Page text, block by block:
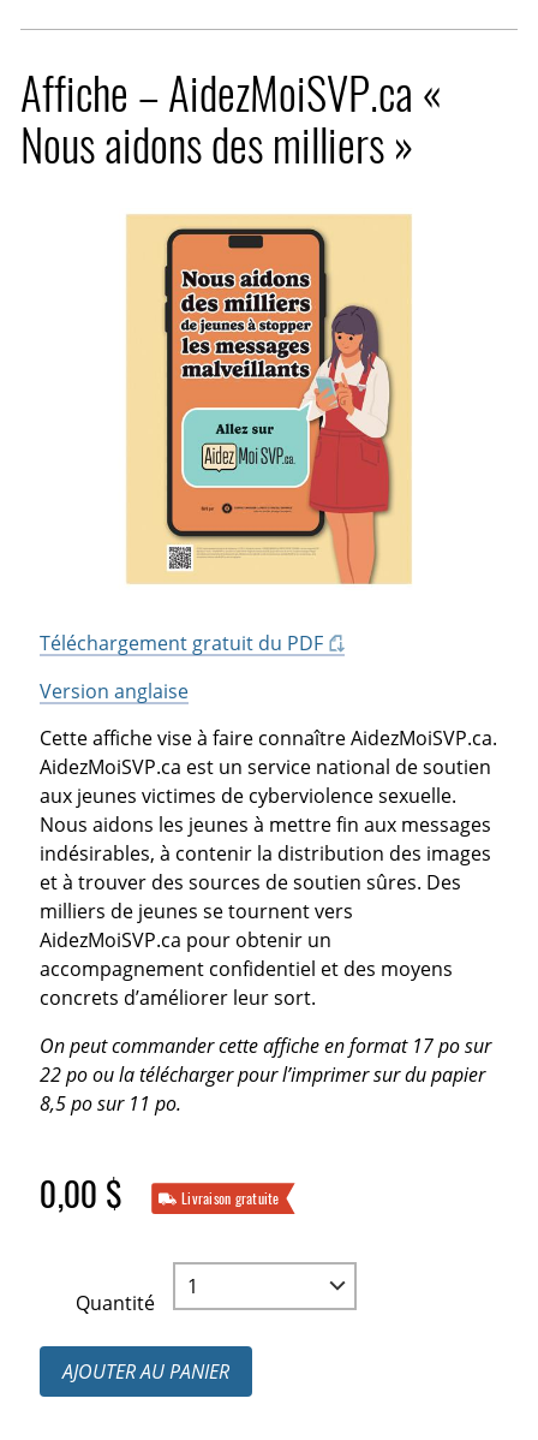
Affiche – AidezMoiSVP.ca «
Nous aidons des milliers »
Téléchargement gratuit du PDF
Version anglaise
Cette affiche vise à faire connaître AidezMoiSVP.ca.
AidezMoiSVP.ca est un service national de soutien
aux jeunes victimes de cyberviolence sexuelle.
Nous aidons les jeunes à mettre fin aux messages
indésirables, à contenir la distribution des images
et à trouver des sources de soutien sûres. Des
milliers de jeunes se tournent vers
AidezMoiSVP.ca pour obtenir un
accompagnement confidentiel et des moyens
concrets d’améliorer leur sort.
On peut commander cette affiche en format 17 po sur
22 po ou la télécharger pour l’imprimer sur du papier
8,5 po sur 11 po.
0,00 $ Livraison gratuite
Quantité
AJOUTER AU PANIER